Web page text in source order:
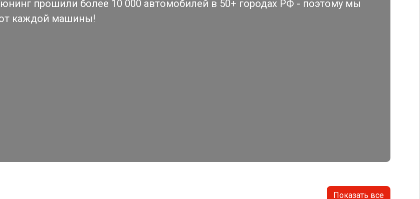
прошили более 10 000 автомобилей в 50+ городах РФ - поэтому мы
каждой машины!
Показать все